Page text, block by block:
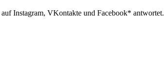
Instagram, VKontakte und Facebook* antwortet.